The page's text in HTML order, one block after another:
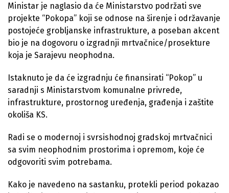
Ministar je naglasio da će Ministarstvo podržati sve
projekte “Pokopa” koji se odnose na širenje i održavanje
postojeće grobljanske infrastrukture, a poseban akcent
bio je na dogovoru o izgradnji mrtvačnice/prosekture
koja je Sarajevu neophodna.
Istaknuto je da će izgradnju će finansirati “Pokop” u
saradnji s Ministarstvom komunalne privrede,
infrastrukture, prostornog uređenja, građenja i zaštite
okoliša KS.
Radi se o modernoj i svrsishodnoj gradskoj mrtvačnici
sa svim neophodnim prostorima i opremom, koje će
odgovoriti svim potrebama.
Kako je navedeno na sastanku, protekli period pokazao